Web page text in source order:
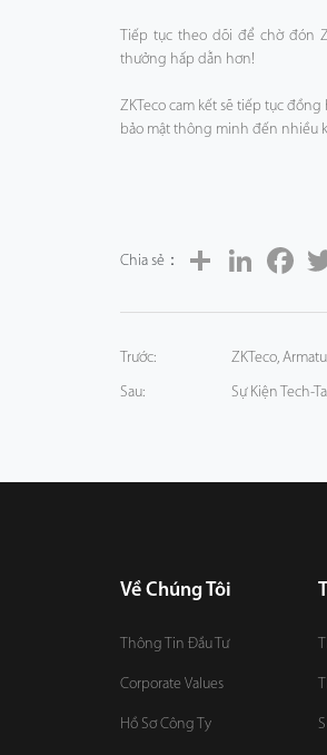
Tiếp tục theo dõi để chờ đón
thưởng hấp dẫn hơn!
ZKTeco cam kết sẽ tiếp tục
bảo mật thông minh đến nhiều
Chia sẻ：
Share LinkedIn
Trước: ZKTeco,
Sau: Sự Kiện Tech-
Về Chúng Tôi
Thông Tin Đầu Tư
Corporate Values
Hồ Sơ Công Ty